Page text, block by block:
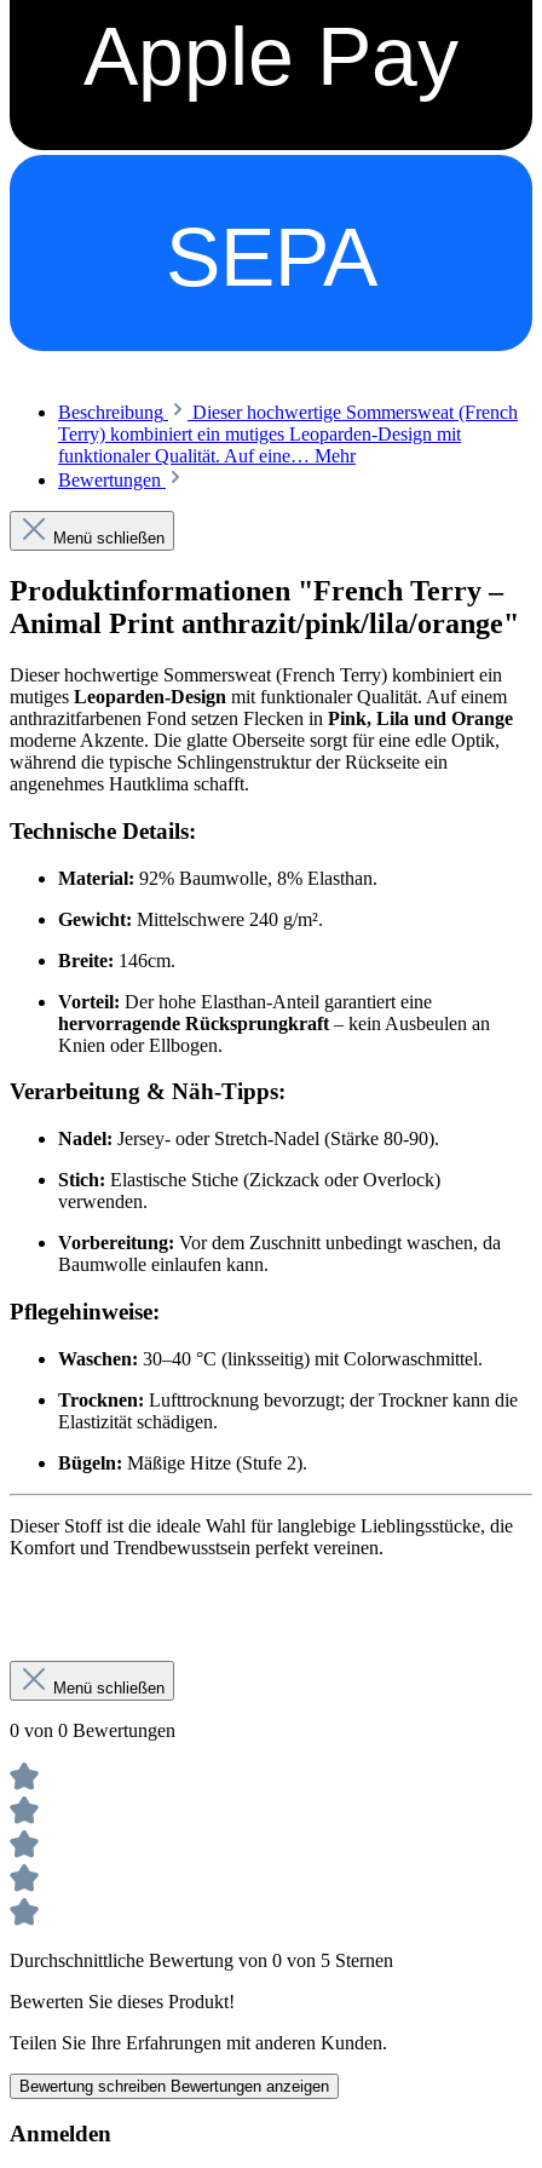
Apple Pay
SEPA
Beschreibung
Dieser hochwertige Sommersweat (French
Terry) kombiniert ein mutiges Leoparden-Design mit
funktionaler Qualität. Auf eine… Mehr
Bewertungen
Menü schließen
Produktinformationen "French Terry –
Animal Print anthrazit/pink/lila/orange"
Dieser hochwertige Sommersweat (French Terry) kombiniert ein
mutiges Leoparden-Design mit funktionaler Qualität. Auf einem
anthrazitfarbenen Fond setzen Flecken in Pink, Lila und Orange
moderne Akzente. Die glatte Oberseite sorgt für eine edle Optik,
während die typische Schlingenstruktur der Rückseite ein
angenehmes Hautklima schafft.
Technische Details:
Material: 92% Baumwolle, 8% Elasthan.
Gewicht: Mittelschwere 240 g/m².
Breite: 146cm.
Vorteil: Der hohe Elasthan-Anteil garantiert eine
hervorragende Rücksprungkraft – kein Ausbeulen an
Knien oder Ellbogen.
Verarbeitung & Näh-Tipps:
Nadel: Jersey- oder Stretch-Nadel (Stärke 80-90).
Stich: Elastische Stiche (Zickzack oder Overlock)
verwenden.
Vorbereitung: Vor dem Zuschnitt unbedingt waschen, da
Baumwolle einlaufen kann.
Pflegehinweise:
Waschen: 30–40 °C (linksseitig) mit Colorwaschmittel.
Trocknen: Lufttrocknung bevorzugt; der Trockner kann die
Elastizität schädigen.
Bügeln: Mäßige Hitze (Stufe 2).
Dieser Stoff ist die ideale Wahl für langlebige Lieblingsstücke, die
Komfort und Trendbewusstsein perfekt vereinen.
Menü schließen
0 von 0 Bewertungen
Durchschnittliche Bewertung von 0 von 5 Sternen
Bewerten Sie dieses Produkt!
Teilen Sie Ihre Erfahrungen mit anderen Kunden.
Bewertung schreiben Bewertungen anzeigen
Anmelden